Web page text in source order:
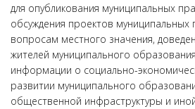
для опубликования муниципальных
обсуждения проектов муниципальных
вопросам местного значения,
жителей муниципального
информации о социально-
развитии муниципального
общественной инфраструктуры и